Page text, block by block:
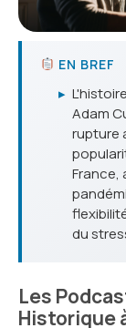
EN BREF
▸
Adam
rupture
France,
du
Les
Historique